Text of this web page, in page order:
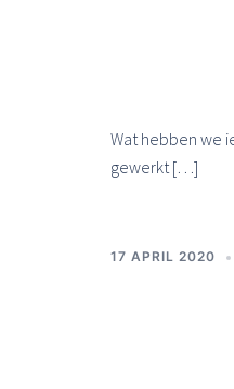
Wat hebben we
gewerkt […]
17 APRIL 2020